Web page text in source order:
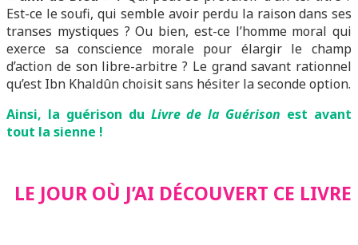
Est-ce le soufi, qui semble avoir perdu la raison dans ses
transes mystiques ? Ou bien, est-ce l’homme moral qui
exerce sa conscience morale pour élargir le champ
d’action de son libre-arbitre ? Le grand savant rationnel
qu’est Ibn Khaldûn choisit sans hésiter la seconde option.
Ainsi, la guérison du Livre de la Guérison est avant
tout la sienne !
LE JOUR OÙ J’AI DÉCOUVERT CE LIVRE